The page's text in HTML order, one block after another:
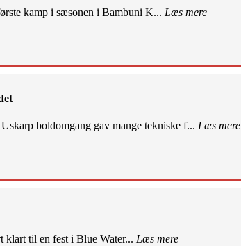
kamp i sæsonen i Bambuni K... Læs mere
boldomgang gav mange tekniske f... Læs mere
klart til en fest i Blue Water... Læs mere